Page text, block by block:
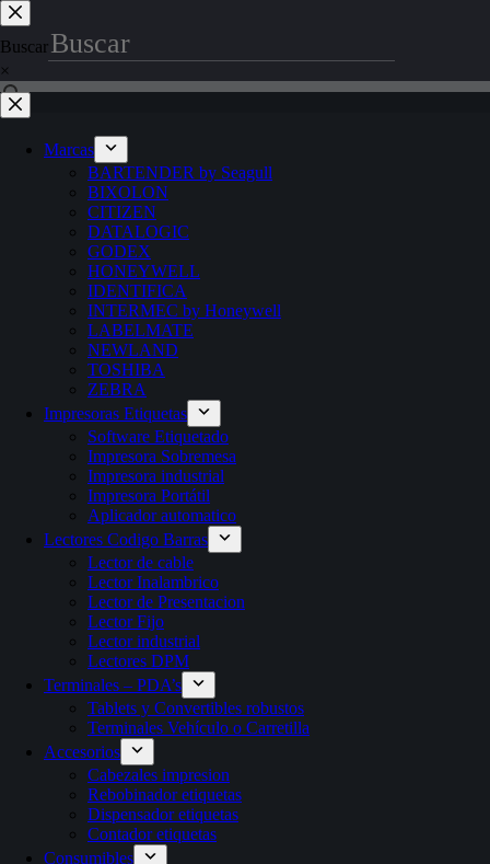
Buscar
×
Marcas
BARTENDER by Seagull
BIXOLON
CITIZEN
DATALOGIC
GODEX
HONEYWELL
IDENTIFICA
INTERMEC by Honeywell
LABELMATE
NEWLAND
TOSHIBA
ZEBRA
Impresoras Etiquetas
Software Etiquetado
Impresora Sobremesa
Impresora industrial
Impresora Portátil
Aplicador automatico
Lectores Codigo Barras
Lector de cable
Lector Inalambrico
Lector de Presentacion
Lector Fijo
Lector industrial
Lectores DPM
Terminales – PDA’s
Tablets y Convertibles robustos
Terminales Vehículo o Carretilla
Accesorios
Cabezales impresion
Rebobinador etiquetas
Dispensador etiquetas
Contador etiquetas
Consumibles